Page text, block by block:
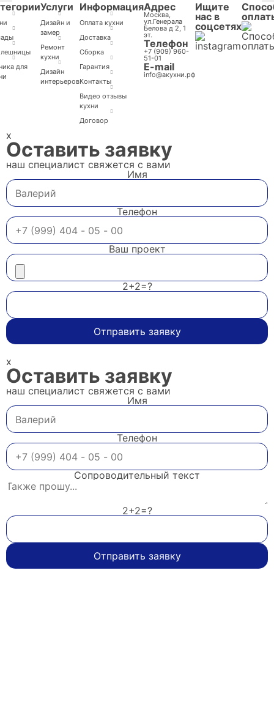
для
Услуги
Дизайн и
замер
Ремонт
кухни
Дизайн
интерьеров
Информация
Оплата кухни
Доставка
Cборка
Гарантия
Контакты
Видео отзывы
кухни
Договор
Адрес
Москва,
ул.Генерала
Белова д 2, 1
эт.
Телефон
+7 (909) 960-
51-01
E-mail
info@акухни.рф
Ищите
нас в
соцсетях
x
Оставить заявку
наш специалист свяжется с вами
Имя
Телефон
Ваш проект
2+2=?
Отправить заявку
x
Оставить заявку
наш специалист свяжется с вами
Имя
Телефон
Сопроводительный текст
2+2=?
Отправить заявку